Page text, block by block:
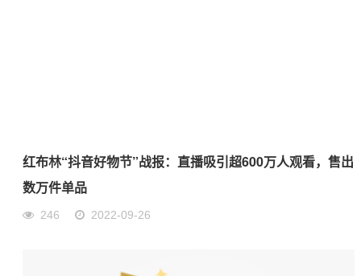
红布林“抖音好物节”战报：直播吸引超600万人观看，售出
数万件单品
246 2022-09-26